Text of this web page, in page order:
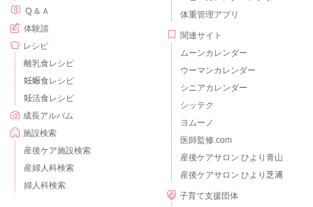
Ｑ＆Ａ
体験談
レシピ
離乳食レシピ
妊娠食レシピ
妊活食レシピ
成長アルバム
施設検索
産後ケア施設検索
産婦人科検索
婦人科検索
体重管理アプリ
関連サイト
ムーンカレンダー
ウーマンカレンダー
シニアカレンダー
シッテク
ヨムーノ
医師監修.com
産後ケアサロン ひより青山
産後ケアサロン ひより芝浦
子育て支援団体